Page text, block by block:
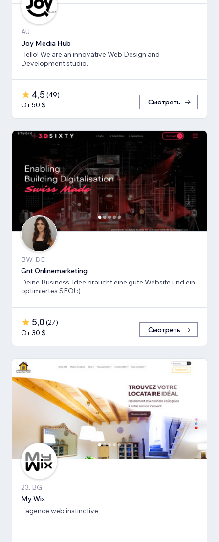
AU
Joy Media Hub
Hello! We are an innovative Web Design and
Development studio.
4,5 (49)
От 50 $
Смотреть
BW, DE
Gnt Onlinemarketing
Deine Business-Idee braucht eine gute Website und ein
optimiertes SEO! :)
5,0 (27)
От 30 $
Смотреть
23, BG
My Wix
L'agence web instinctive